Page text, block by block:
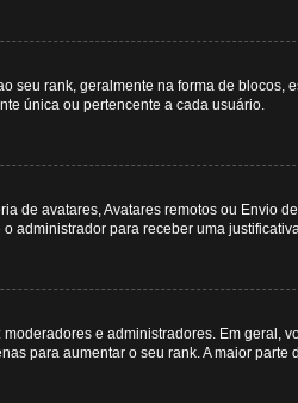
seu rank, geralmente na forma de blocos,
única ou pertencente a cada usuário.
de avatares, Avatares remotos ou Envio
administrador para receber uma
e administradores. Em geral,
para aumentar o seu rank. A maior parte